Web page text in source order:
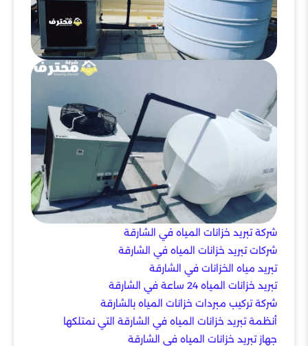
شركة تبريد خزانات المياه في الشارقة
شركات تبريد خزانات المياه في الشارقة
تبريد مياه الخزانات في الشارقة
تبريد خزانات المياه 24 ساعة في الشارقة
شركة تركيب مبردات خزانات المياه بالشارقة
أنظمة تبريد خزانات المياه في الشارقة التي نمتلكها
جهاز تبريد خزانات المياه في الشارقة